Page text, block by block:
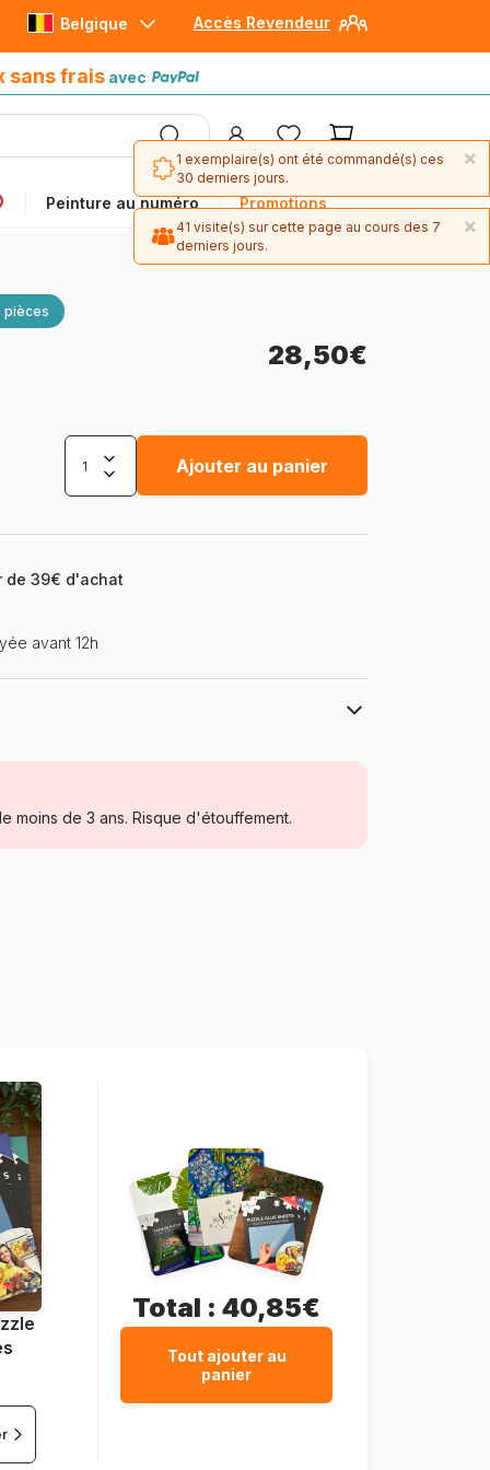
Accès Revendeur
Belgique
sans frais avec
Peinture au numéro Promotions
pièces
28,50€
Ajouter au panier
de 39€ d'achat
avant 12h
Puzzles - Mers et Océans
moins de 3 ans. Risque d'étouffement.
Total : 40,85€
Tout ajouter au
panier
×
1 exemplaire(s) ont été commandé(s) ces
30 derniers jours.
×
41 visite(s) sur cette page au cours des 7
derniers jours.